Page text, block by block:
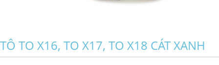
TÔ TO X16, TO X17, TO X18 CÁT XANH